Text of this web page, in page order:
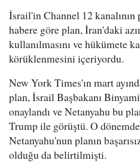
İsrail'in Channel 12 kanalının
habere göre plan, İran'daki
kullanılmasını ve hükümete
körüklenmesini içeriyordu.
New York Times'ın mart
plan, İsrail Başbakanı
onaylandı ve Netanyahu bu
Trump ile görüştü. O
Netanyahu'nun planın
olduğu da belirtilmişti.